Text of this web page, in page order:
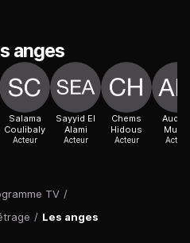
TV /
/ Les anges
anges
Salama
Coulibaly
Acteur
Sayyid El
Alami
Acteur
Chems
Hidous
Acteur
Muller
Acteur